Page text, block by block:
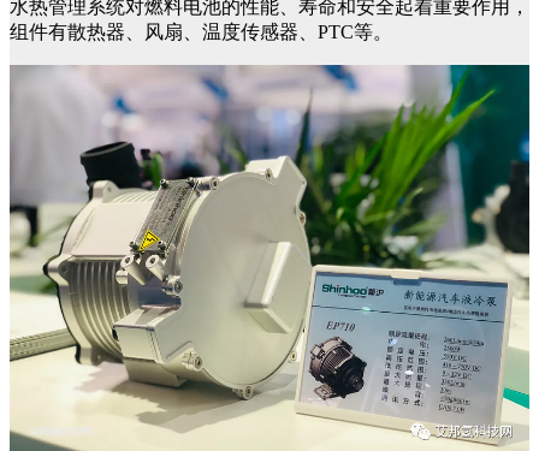
水热管理系统对燃料电池的性能、寿命和安全起着重要作用，
组件有散热器、风扇、温度传感器、PTC等。